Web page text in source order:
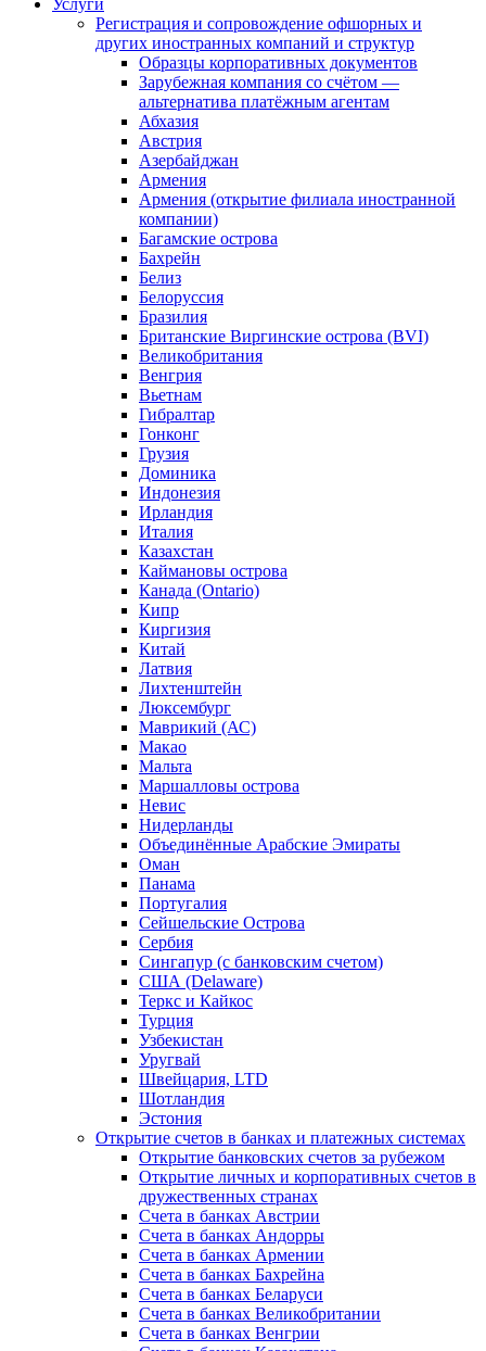
Услуги
Регистрация и сопровождение офшорных и
других иностранных компаний и структур
Образцы корпоративных документов
Зарубежная компания со счётом —
альтернатива платёжным агентам
Абхазия
Австрия
Азербайджан
Армения
Армения (открытие филиала иностранной
компании)
Багамские острова
Бахрейн
Белиз
Белоруссия
Бразилия
Британские Виргинские острова (BVI)
Великобритания
Венгрия
Вьетнам
Гибралтар
Гонконг
Грузия
Доминика
Индонезия
Ирландия
Италия
Казахстан
Каймановы острова
Канада (Ontario)
Кипр
Киргизия
Китай
Латвия
Лихтенштейн
Люксембург
Маврикий (АС)
Макао
Мальта
Маршалловы острова
Нeвис
Нидерланды
Объединённые Арабские Эмираты
Оман
Панама
Португалия
Сейшельские Острова
Сербия
Сингапур (c банковским счетом)
США (Delaware)
Теркс и Кайкос
Турция
Узбекистан
Уругвай
Швейцария, LTD
Шотландия
Эстония
Открытие счетов в банках и платежных системах
Открытие банковских счетов за рубежом
Открытие личных и корпоративных счетов в
дружественных странах
Счета в банках Австрии
Счета в банках Андорры
Счета в банках Армении
Счета в банках Бахрейна
Счета в банках Беларуси
Счета в банках Великобритании
Счета в банках Венгрии